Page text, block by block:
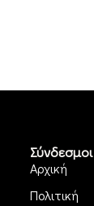
Σύνδεσμοι
Αρχική
Πολιτική